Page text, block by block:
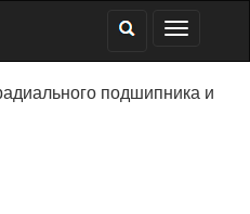
подшипника и